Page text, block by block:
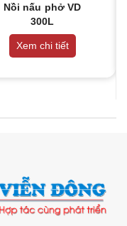
Nồi nấu phở VD
300L
Xem chi tiết